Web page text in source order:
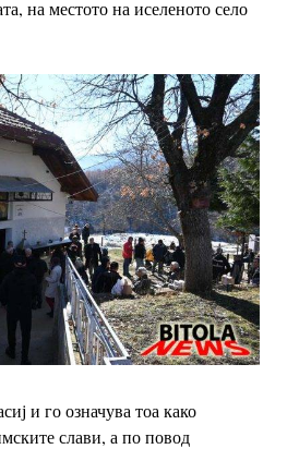
на местото на иселеното село
и го означува тоа како
слави, а по повод